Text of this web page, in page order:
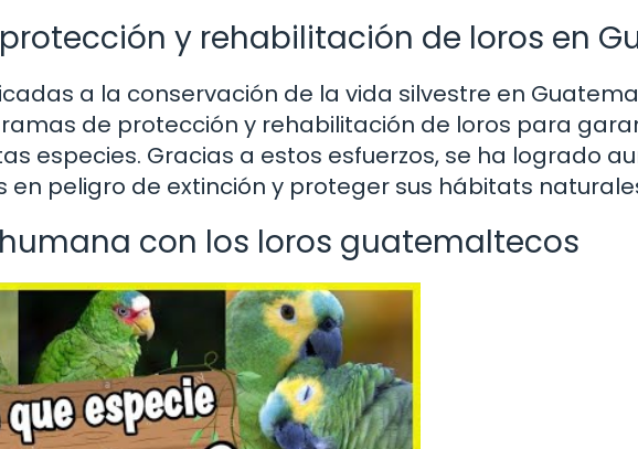
y rehabilitación de loros en
a la conservación de la vida silvestre en
de protección y rehabilitación de loros para
especies. Gracias a estos esfuerzos, se ha logrado
en peligro de extinción y proteger sus hábitats
con los loros guatemaltecos